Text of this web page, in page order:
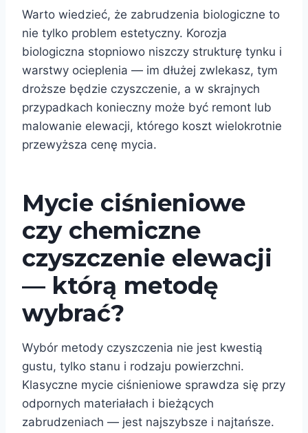
Warto wiedzieć, że zabrudzenia biologiczne to
nie tylko problem estetyczny. Korozja
biologiczna stopniowo niszczy strukturę tynku i
warstwy ocieplenia — im dłużej zwlekasz, tym
droższe będzie czyszczenie, a w skrajnych
przypadkach konieczny może być remont lub
malowanie elewacji, którego koszt wielokrotnie
przewyższa cenę mycia.
Mycie ciśnieniowe
czy chemiczne
czyszczenie elewacji
— którą metodę
wybrać?
Wybór metody czyszczenia nie jest kwestią
gustu, tylko stanu i rodzaju powierzchni.
Klasyczne mycie ciśnieniowe sprawdza się przy
odpornych materiałach i bieżących
zabrudzeniach — jest najszybsze i najtańsze.